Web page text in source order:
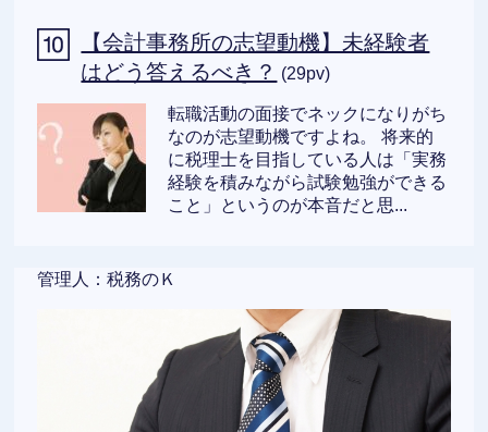
【会計事務所の志望動機】未経験者
はどう答えるべき？ (29pv)
転職活動の面接でネックになりがち
なのが志望動機ですよね。 将来的
に税理士を目指している人は「実務
経験を積みながら試験勉強ができる
こと」というのが本音だと思...
管理人：税務のＫ